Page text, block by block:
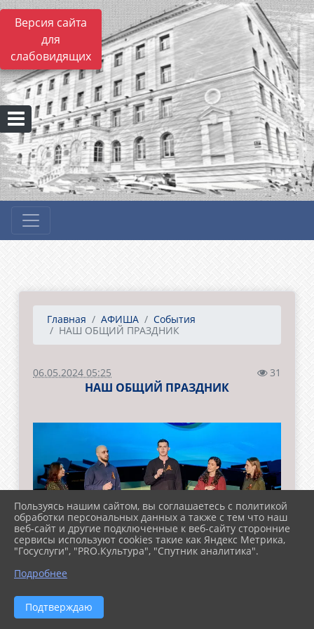
Версия сайта
для
слабовидящих
Главная АФИША
События
НАШ ОБЩИЙ ПРАЗДНИК
06.05.2024 05:25 31
НАШ ОБЩИЙ ПРАЗДНИК
Пользуясь нашим сайтом, вы соглашаетесь с политикой
обработки персональных данных а также с тем что наш
веб-сайт и другие подключенные к веб-сайту сторонние
сервисы используют cookies такие как Яндекс Метрика,
"Госуслуги", "PRO.Культура", "Спутник аналитика".
Подробнее
Подтверждаю